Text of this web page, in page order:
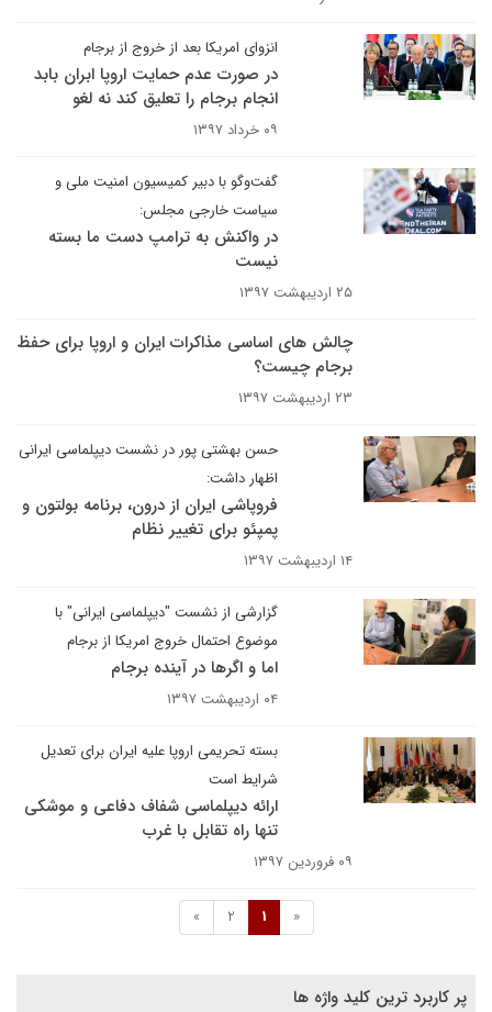
انزوای امریکا بعد از خروج از برجام
در صورت عدم حمایت اروپا ابران بابد
انجام برجام را تعلیق کند نه لغو
۰۹ خرداد ۱۳۹۷
گفت‌وگو با دبیر کمیسیون امنیت ملی و
سیاست خارجی مجلس:
در واکنش به ترامپ دست ما بسته
نیست
۲۵ اردیبهشت ۱۳۹۷
چالش های اساسی مذاکرات ایران و اروپا برای حفظ
برجام چیست؟
۲۳ اردیبهشت ۱۳۹۷
حسن بهشتی پور در نشست دیپلماسی ایرانی
اظهار داشت:
فروپاشی ایران از درون، برنامه بولتون و
پمپئو برای تغییر نظام
۱۴ اردیبهشت ۱۳۹۷
گزارشی از نشست "دیپلماسی ایرانی" با
موضوع احتمال خروج امریکا از برجام
اما و اگرها در آینده برجام
۰۴ اردیبهشت ۱۳۹۷
بسته تحریمی اروپا علیه ایران برای تعدیل
شرایط است
ارائه دیپلماسی شفاف دفاعی و موشکی
تنها راه تقابل با غرب
۰۹ فروردین ۱۳۹۷
«
1
2
»
پر کاربرد ترین کلید واژه ها